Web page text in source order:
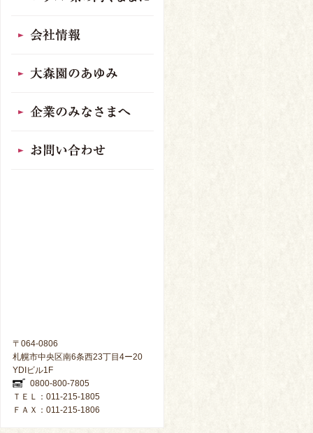
〒064-0806
札幌市中央区南6条西23丁目4ー20
YDIビル1F
0800-800-7805
ＴＥＬ：011-215-1805
ＦＡＸ：011-215-1806